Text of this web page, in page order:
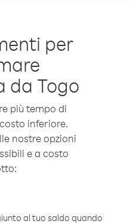
per
da Togo
più tempo di
inferiore.
nostre opzioni
e a costo
al tuo saldo quando